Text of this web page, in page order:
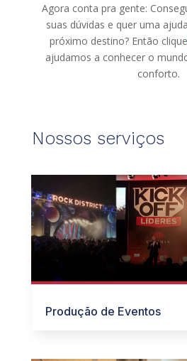
Agora conta pra gente:
suas dúvidas e quer uma
próximo destino? Então
ajudamos a conhecer o
conforto.
Nossos serviços
Produção de Eventos